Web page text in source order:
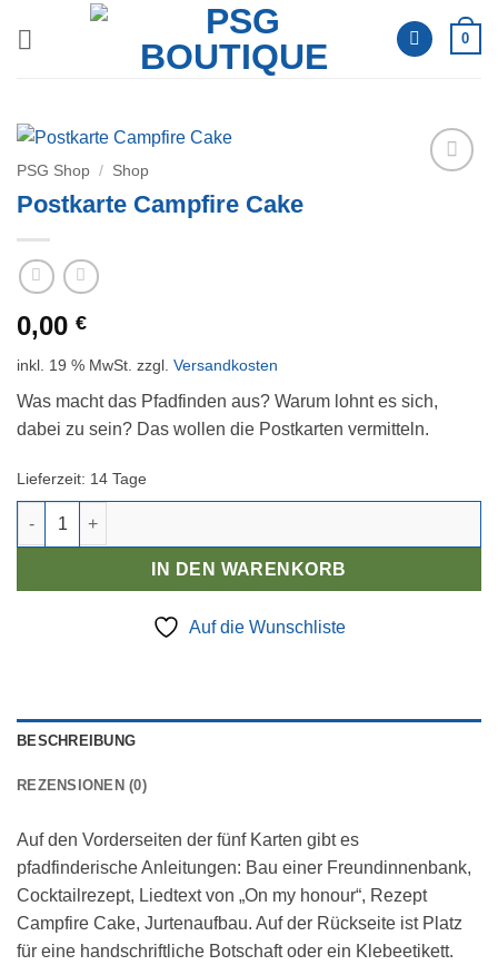
0
PSG Shop / Shop
Postkarte Campfire Cake
0,00 €
inkl. 19 % MwSt. zzgl. Versandkosten
Was macht das Pfadfinden aus? Warum lohnt es sich,
dabei zu sein? Das wollen die Postkarten vermitteln.
Lieferzeit: 14 Tage
Postkarte Campfire Cake Menge
IN DEN WARENKORB
Auf die Wunschliste
BESCHREIBUNG
REZENSIONEN (0)
Auf den Vorderseiten der fünf Karten gibt es
pfadfinderische Anleitungen: Bau einer Freundinnenbank,
Cocktailrezept, Liedtext von „On my honour“, Rezept
Campfire Cake, Jurtenaufbau. Auf der Rückseite ist Platz
für eine handschriftliche Botschaft oder ein Klebeetikett.